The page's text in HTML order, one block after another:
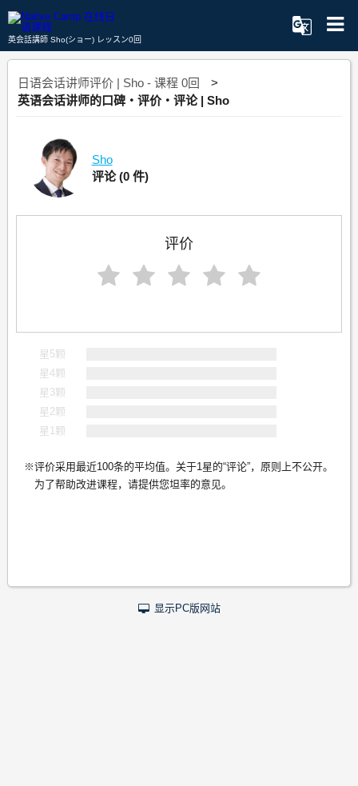
英会話講師 Sho(ショー) レッスン0回
日语会话讲师评价 | Sho - 课程 0回
英语会话讲师的口碑・评价・评论 | Sho
Sho
评论(0 件)
评价
星5颗
星4颗
星3颗
星2颗
星1颗
评价采用最近100条的平均值。关于1星的“评论”，原则上不公开。
为了帮助改进课程，请提供您坦率的意见。
显示PC版网站